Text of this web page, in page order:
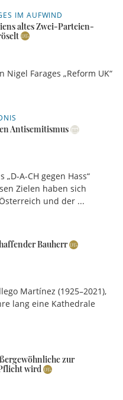
IM AUFWIND
altes Zwei-Parteien-
Farages „Reform UK“
Antisemitismus
A-CH gegen Hass“
Zielen haben sich
und der ...
Bauherr
Martínez (1925–2021),
lang eine Kathedrale
zur
wird